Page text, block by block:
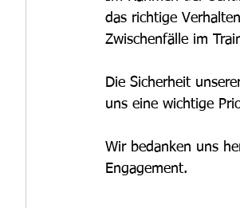
das richtige
Zwischenfälle im
Die Sicherheit
uns eine wichtige
Wir bedanken uns
Engagement.